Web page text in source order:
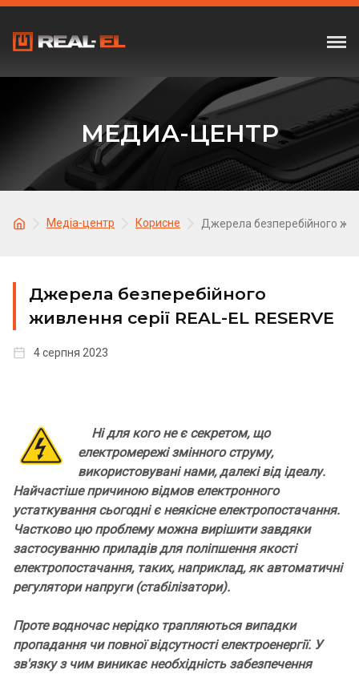
МЕДИА-ЦЕНТР
Медіа-центр Корисне Джерела безперебійного
Джерела безперебійного
живлення серії REAL-EL RESERVE
4 серпня 2023
Ні для кого не є секретом, що
електромережі змінного струму,
використовувані нами, далекі від ідеалу.
Найчастіше причиною відмов електронного
устаткування сьогодні є неякісне електропостачання.
Частково цю проблему можна вирішити завдяки
застосуванню приладів для поліпшення якості
електропостачання, таких, наприклад, як автоматичні
регулятори напруги (стабілізатори).
Проте водночас нерідко трапляються випадки
пропадання чи повної відсутності електроенергії. У
зв'язку з чим виникає необхідність забезпечення